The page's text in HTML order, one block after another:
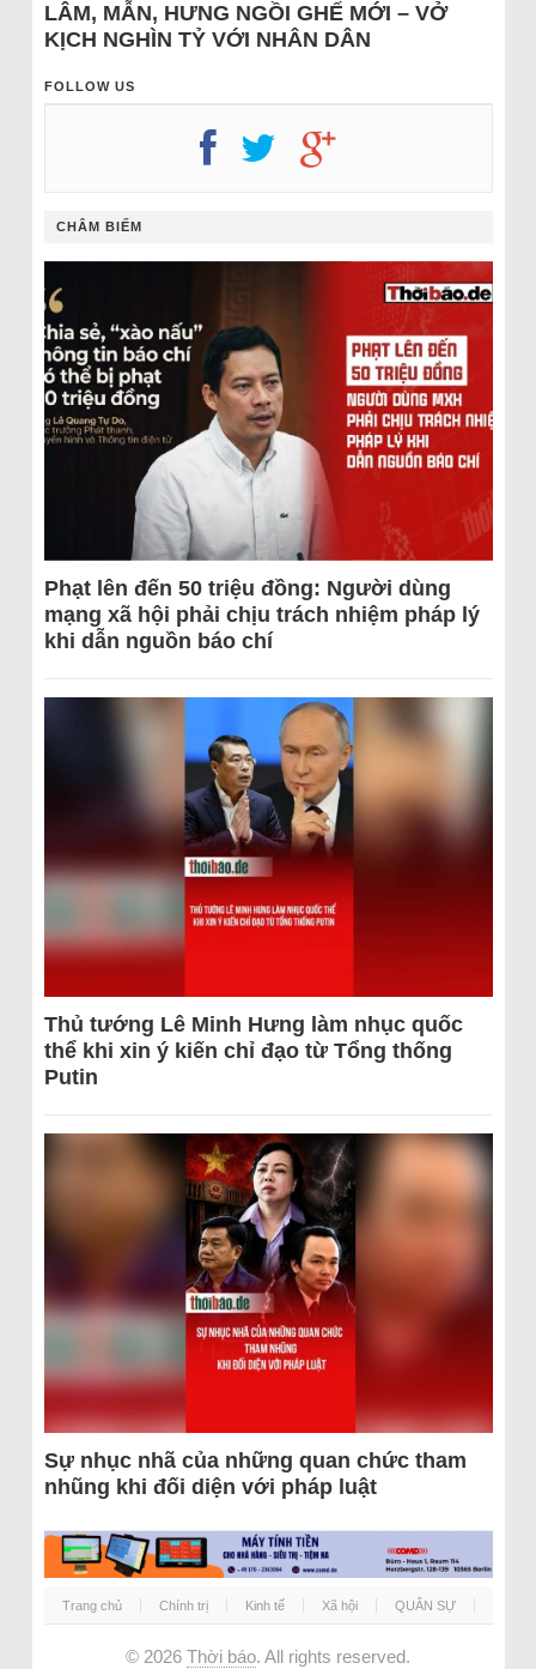
LÂM, MẪN, HƯNG NGỒI GHẾ MỚI – VỞ
KỊCH NGHÌN TỶ VỚI NHÂN DÂN
FOLLOW US
CHÂM BIẾM
Phạt lên đến 50 triệu đồng: Người dùng
mạng xã hội phải chịu trách nhiệm pháp lý
khi dẫn nguồn báo chí
Thủ tướng Lê Minh Hưng làm nhục quốc
thể khi xin ý kiến chỉ đạo từ Tổng thống
Putin
Sự nhục nhã của những quan chức tham
nhũng khi đối diện với pháp luật
Trang chủ Chính trị Kinh tế Xã hội QUÂN SỰ
© 2026 Thời báo. All rights reserved.